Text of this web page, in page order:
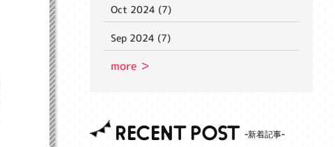
Oct 2024 (7)
Sep 2024 (7)
more ＞
RECENT POST